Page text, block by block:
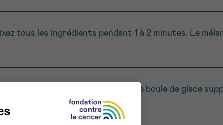
tous les ingrédients pendant 1 à 2 minutes. Le
S’il est trop liquide, ajoutez une boule de glace